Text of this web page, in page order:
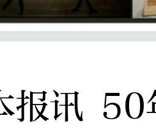
讯 50年